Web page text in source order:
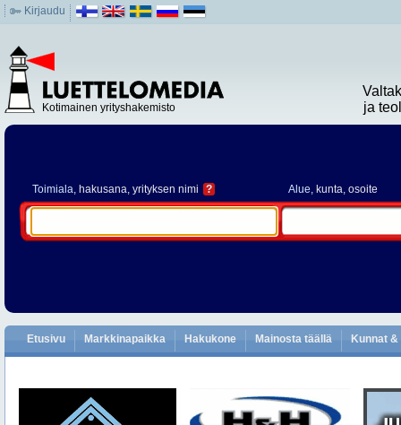
Kirjaudu
Kotimainen yrityshakemisto
ja
Toimiala, hakusana, yrityksen nimi ? Alue, kunta, osoite
Etusivu Markkinapaikka Hakukone Mainosta täällä Kunnat